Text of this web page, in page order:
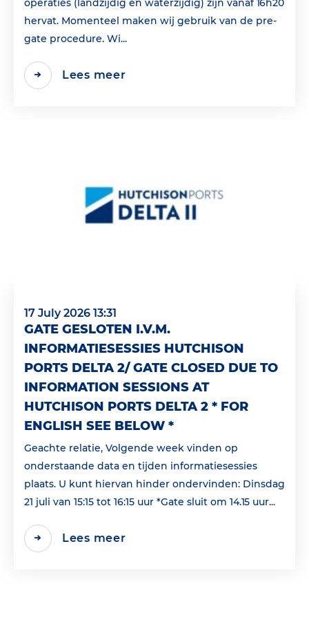
operaties (landzijdig en waterzijdig) zijn vanaf 16h20
hervat. Momenteel maken wij gebruik van de pre-
gate procedure. Wi...
Lees meer
17 July 2026 13:31
GATE GESLOTEN I.V.M.
INFORMATIESESSIES HUTCHISON
PORTS DELTA 2/ GATE CLOSED DUE TO
INFORMATION SESSIONS AT
HUTCHISON PORTS DELTA 2 * FOR
ENGLISH SEE BELOW *
Geachte relatie, Volgende week vinden op
onderstaande data en tijden informatiesessies
plaats. U kunt hiervan hinder ondervinden: Dinsdag
21 juli van 15:15 tot 16:15 uur *Gate sluit om 14.15 uur...
Lees meer